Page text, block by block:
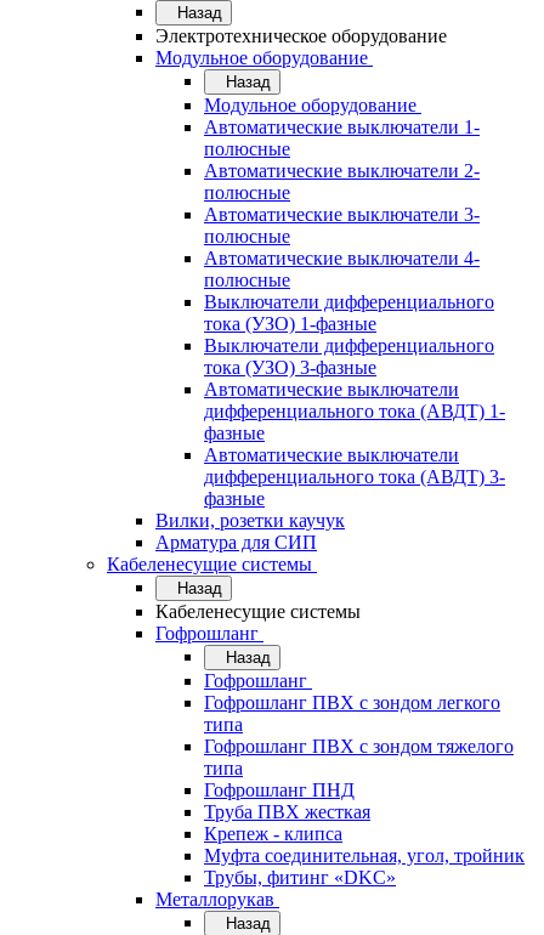
Назад
Электротехническое оборудование
Модульное оборудование
Назад
Модульное оборудование
Автоматические выключатели 1-
полюсные
Автоматические выключатели 2-
полюсные
Автоматические выключатели 3-
полюсные
Автоматические выключатели 4-
полюсные
Выключатели дифференциального
тока (УЗО) 1-фазные
Выключатели дифференциального
тока (УЗО) 3-фазные
Автоматические выключатели
дифференциального тока (АВДТ) 1-
фазные
Автоматические выключатели
дифференциального тока (АВДТ) 3-
фазные
Вилки, розетки каучук
Арматура для СИП
Кабеленесущие системы
Назад
Кабеленесущие системы
Гофрошланг
Назад
Гофрошланг
Гофрошланг ПВХ с зондом легкого
типа
Гофрошланг ПВХ с зондом тяжелого
типа
Гофрошланг ПНД
Труба ПВХ жесткая
Крепеж - клипса
Муфта соединительная, угол, тройник
Трубы, фитинг «DKC»
Металлорукав
Назад